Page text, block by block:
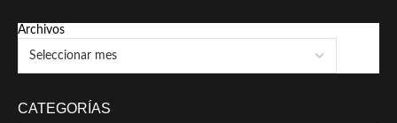
Archivos
CATEGORÍAS